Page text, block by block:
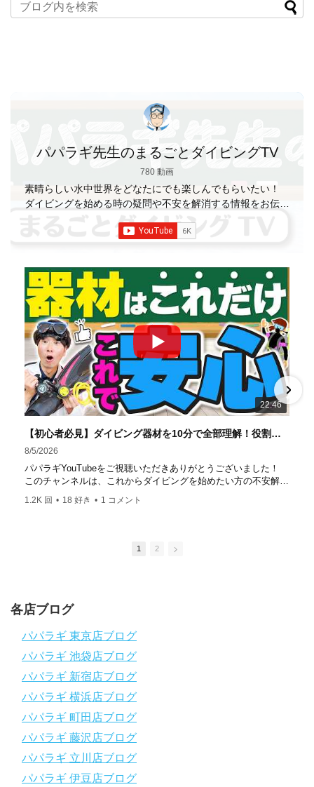
パパラギ先生のまるごとダイビングTV
780 動画
素晴らしい水中世界をどなたにでも楽しんでもらいたい！
ダイビングを始める時の疑問や不安を解消する情報をお伝え
業の国内最大規模のスキューバダイビングスクール。 PADI
の初心者ダイビングライセンス認定実績。 常駐のプロイン
ストラクターは40名ほど。 【初心者からプロレベルま
で！】 年間ファンダイブ開催数は1,000本を超え、初心者の
方でも安心して潜れるような初心者向けツアーを毎週開催
中！ 2021年マリンダイビング大賞
「講習が上手なダ
イビングスクール」部門
「教え方がうまいインストラク
ター」部門
「国内ダイビングサービス伊豆半島エリア」
部門
「国内ダイビングガイド伊豆半島エリア」部門 4冠
達成！ ――――――――――――――――― パパラギダイ
ビングスクール 本店 神奈川県 藤沢市 南藤沢10-4
はコチラ
https://www.papalagi.co.jp/staticpages/index.php/work
22:46
【初心者必見】ダイビング器材を10分で全部理解！役割・使い方をやさしく解説
8/5/2026
パパラギYouTubeをご視聴いただきありがとうございました！
このチャンネルは、これからダイビングを始めたい方の不安解消
や悩みごとを解消するためのチャンネルです
ひとりでも多くの方に、素敵なダイビングライフを送っていただ
ダイビングのこんな情報を知りたいなどありましたらコメントを
～～～～～～～～～～～～～～～～～～～～～～～～～～～～
1986年創業！国内最大規模のスキューバダイビングスクール。
徹底した安全管理と、国内トップクラスの初心者ダイビングライ
センス認定実績。
～～～～～～～～～～～～～～～～～～～～～～～～～～～～
【スマホで見れるWebマニュアル！】
パパラギ公式LINEにご登録の上、メニューから「動画資料」を
タップ！
↓↓↓↓↓↓こちら
↓↓↓↓↓↓
https://www.papalagi.co.jp/lp/line_registration/.
＿＿＿＿＿＿＿＿＿＿＿＿＿＿＿＿＿＿＿＿＿＿＿＿＿＿＿＿
1.2K 回 • 18 好き • 1 コメント
1 2
各店ブログ
パパラギ 東京店ブログ
パパラギ 池袋店ブログ
パパラギ 新宿店ブログ
パパラギ 横浜店ブログ
パパラギ 町田店ブログ
パパラギ 藤沢店ブログ
パパラギ 立川店ブログ
パパラギ 伊豆店ブログ